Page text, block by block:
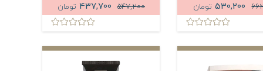
تومان
547,200
تومان